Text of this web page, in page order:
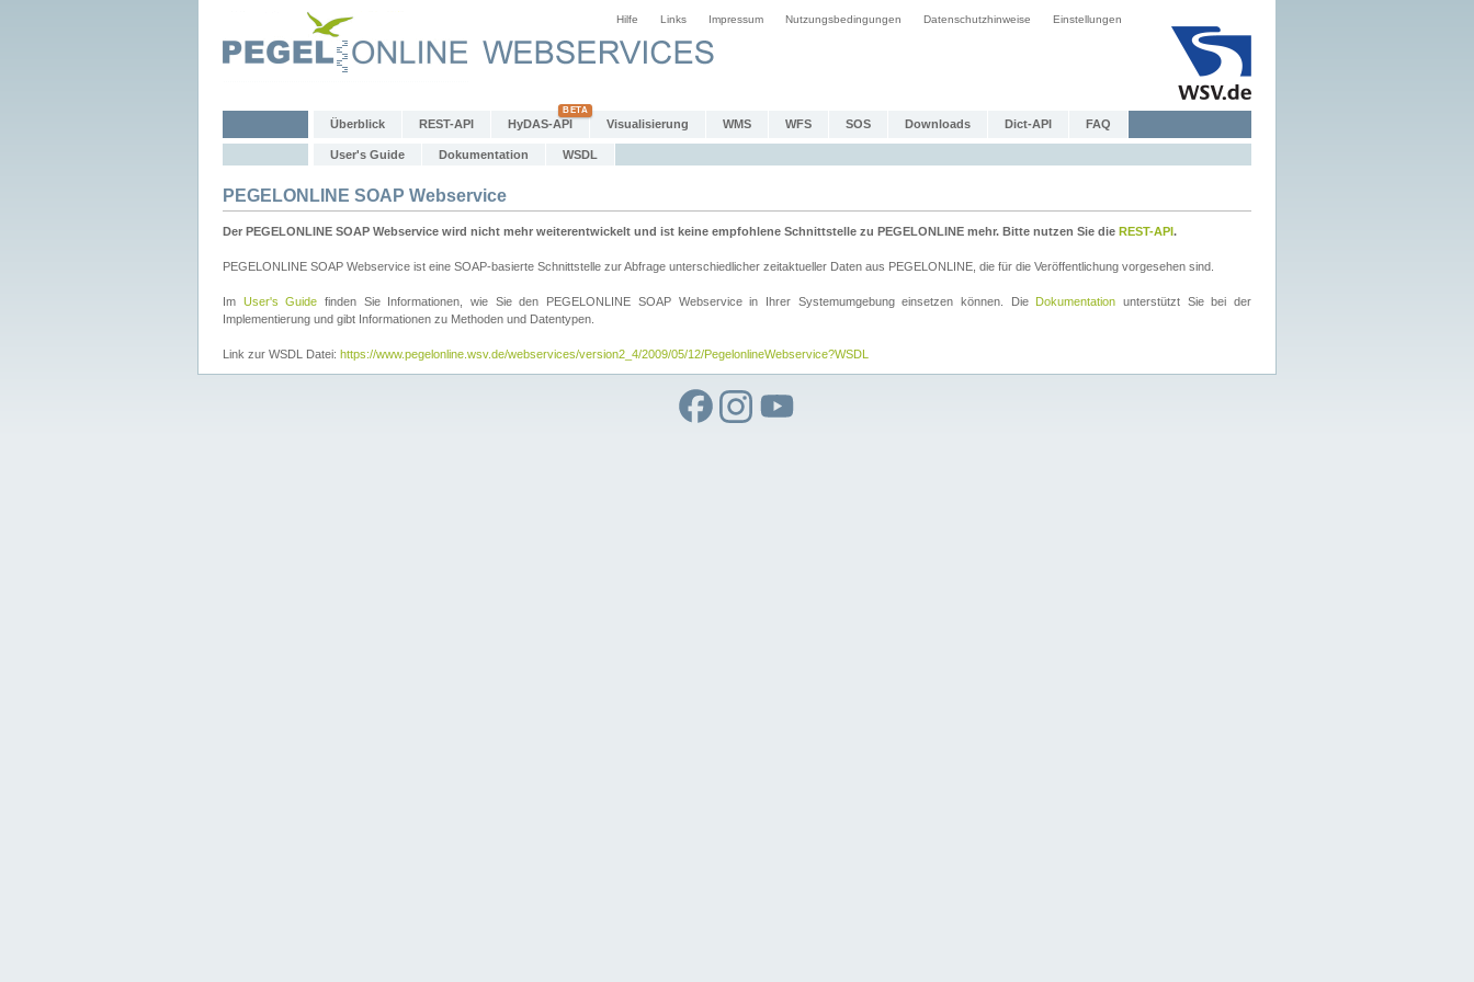
Hilfe Links Impressum Nutzungsbedingungen Datenschutzhinweise Einstellungen
Überblick REST-API HyDAS-API Visualisierung WMS WFS SOS Downloads Dict-API FAQ
User's Guide Dokumentation WSDL
PEGELONLINE SOAP Webservice
Der PEGELONLINE SOAP Webservice wird nicht mehr weiterentwickelt und ist keine empfohlene Schnittstelle zu PEGELONLINE mehr. Bitte nutzen Sie die REST-API.
PEGELONLINE SOAP Webservice ist eine SOAP-basierte Schnittstelle zur Abfrage unterschiedlicher zeitaktueller Daten aus PEGELONLINE, die für die Veröffentlichung vorgesehen sind.
Im User's Guide finden Sie Informationen, wie Sie den PEGELONLINE SOAP Webservice in Ihrer Systemumgebung einsetzen können. Die Dokumentation unterstützt Sie bei der
Implementierung und gibt Informationen zu Methoden und Datentypen.
Link zur WSDL Datei: https://www.pegelonline.wsv.de/webservices/version2_4/2009/05/12/PegelonlineWebservice?WSDL